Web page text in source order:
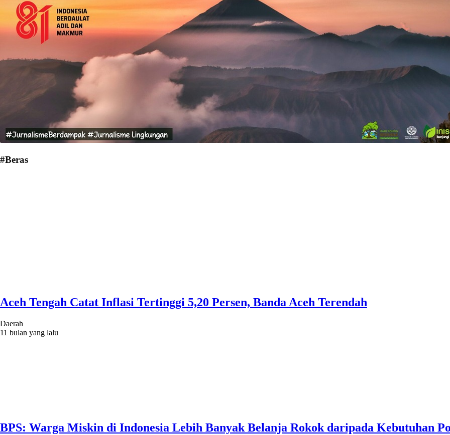
#Beras
Aceh Tengah Catat Inflasi Tertinggi 5,20 Persen, Banda Aceh Terendah
Daerah
11 bulan yang lalu
BPS: Warga Miskin di Indonesia Lebih Banyak Belanja Rokok daripada Kebutuhan